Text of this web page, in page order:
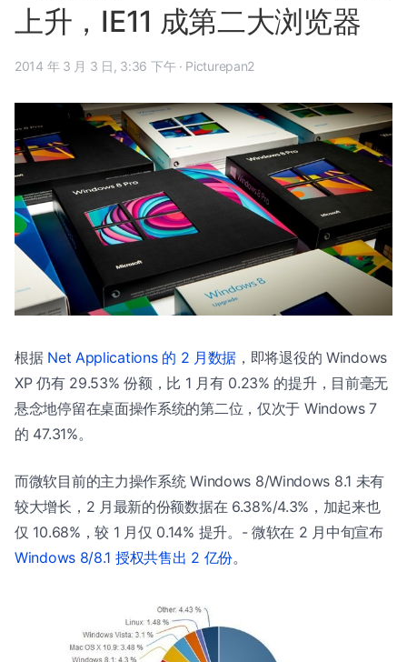
上升，IE11 成第二大浏览器
2014 年 3 月 3 日, 3:36 下午 · Picturepan2
根据 Net Applications 的 2 月数据 ，即将退役的 Windows
XP 仍有 29.53% 份额，比 1 月有 0.23% 的提升，目前毫无
悬念地停留在桌面操作系统的第二位，仅次于 Windows 7
的 47.31%。
而微软目前的主力操作系统 Windows 8/Windows 8.1 未有
较大增长，2 月最新的份额数据在 6.38%/4.3%，加起来也
仅 10.68%，较 1 月仅 0.14% 提升。- 微软在 2 月中旬宣布
Windows 8/8.1 授权共售出 2 亿份。